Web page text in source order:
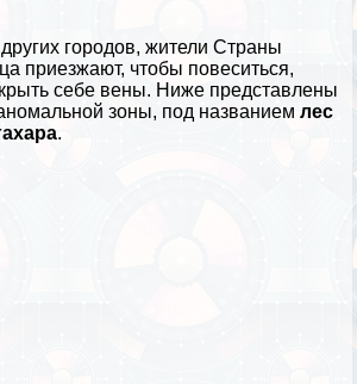
городов, жители Страны
приезжают, чтобы повеситься,
себе вены. Ниже представлены
зоны, под названием лес
.